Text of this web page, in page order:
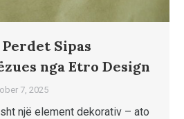
Sipas
nga Etro Design
7, 2025
një element dekorativ – ato